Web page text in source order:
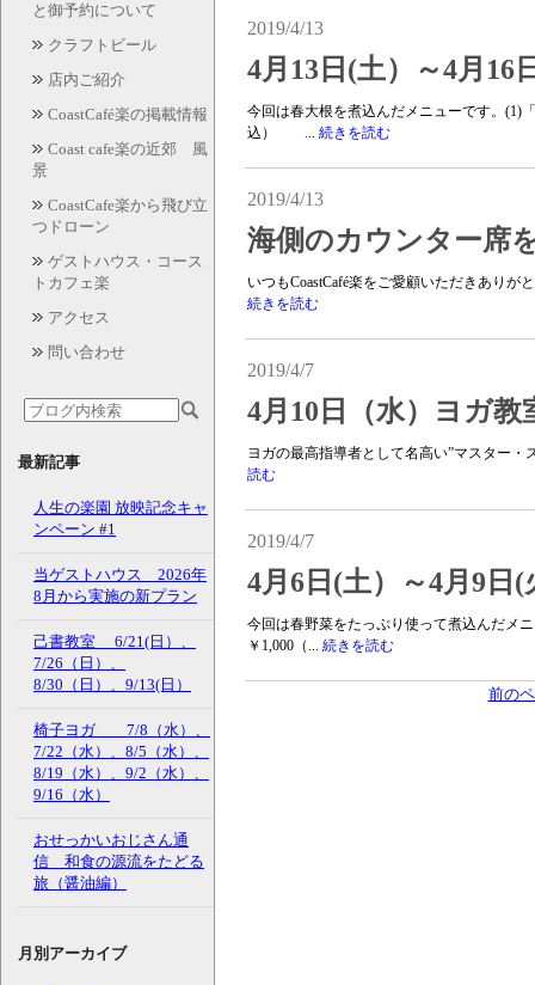
と御予約について
クラフトビール
店内ご紹介
CoastCafé楽の掲載情報
Coast cafe楽の近郊 風
景
CoastCafe楽から飛び立
つドローン
ゲストハウス・コース
トカフェ楽
アクセス
問い合わせ
最新記事
人生の楽園 放映記念キャ
ンペーン #1
当ゲストハウス 2026年
8月から実施の新プラン
己書教室 6/21(日）、
7/26（日）、
8/30（日）、9/13(日）
椅子ヨガ 7/8（水）、
7/22（水）、8/5（水）、
8/19（水）、9/2（水）、
9/16（水）
おせっかいおじさん通
信 和食の源流をたどる
旅（醤油編）
月別アーカイブ
2019/4/13
4月13日(土）～4月16
今回は春大根を煮込んだメニューです。
込） ... 続きを読む
2019/4/13
海側のカウンター席
いつもCoastCafé楽をご愛顧いただきあり
続きを読む
2019/4/7
4月10日（水）ヨガ
ヨガの最高指導者として名高い”マスター
読む
2019/4/7
4月6日(土）～4月9日
今回は春野菜をたっぷり使って煮
￥1,000（... 続きを読む
前の